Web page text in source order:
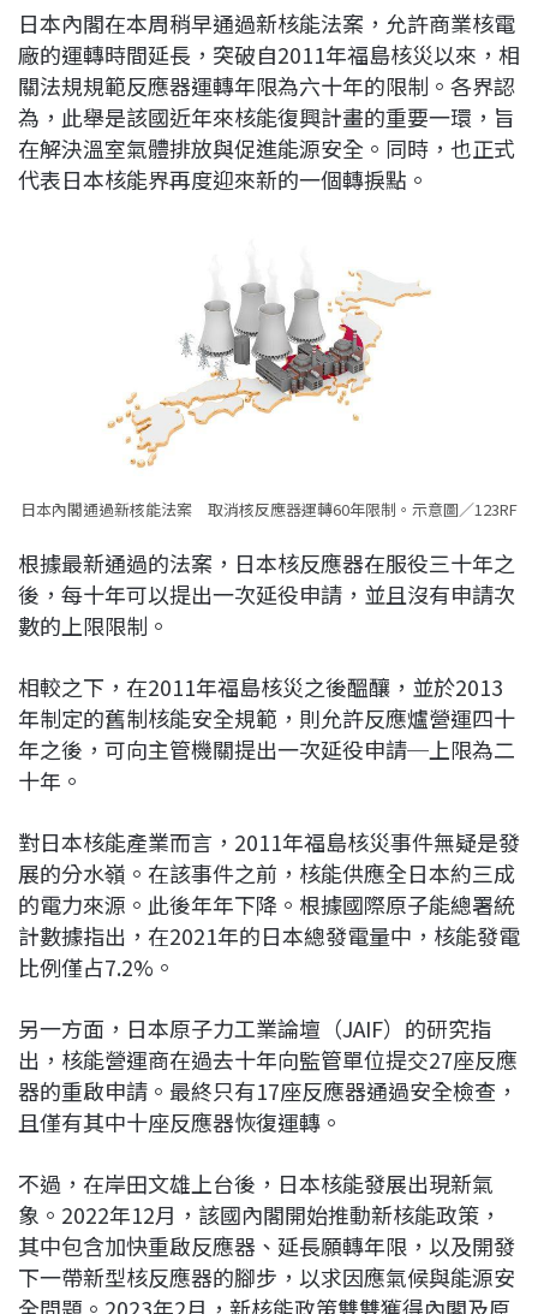
b
o
o
k
a
d
s
e
d
I
n
L
i
n
k
日本內閣在本周稍早通過新核能法案，允許商業核電
廠的運轉時間延長，突破自2011年福島核災以來，相
關法規規範反應器運轉年限為六十年的限制。各界認
為，此舉是該國近年來核能復興計畫的重要一環，旨
在解決溫室氣體排放與促進能源安全。同時，也正式
代表日本核能界再度迎來新的一個轉捩點。
日本內閣通過新核能法案 取消核反應器運轉60年限制。示意圖／123RF
根據最新通過的法案，日本核反應器在服役三十年之
後，每十年可以提出一次延役申請，並且沒有申請次
數的上限限制。
相較之下，在2011年福島核災之後醞釀，並於2013
年制定的舊制核能安全規範，則允許反應爐營運四十
年之後，可向主管機關提出一次延役申請─上限為二
十年。
對日本核能產業而言，2011年福島核災事件無疑是發
展的分水嶺。在該事件之前，核能供應全日本約三成
的電力來源。此後年年下降。根據國際原子能總署統
計數據指出，在2021年的日本總發電量中，核能發電
比例僅占7.2%。
另一方面，日本原子力工業論壇（JAIF）的研究指
出，核能營運商在過去十年向監管單位提交27座反應
器的重啟申請。最終只有17座反應器通過安全檢查，
且僅有其中十座反應器恢復運轉。
不過，在岸田文雄上台後，日本核能發展出現新氣
象。2022年12月，該國內閣開始推動新核能政策，
其中包含加快重啟反應器、延長願轉年限，以及開發
下一帶新型核反應器的腳步，以求因應氣候與能源安